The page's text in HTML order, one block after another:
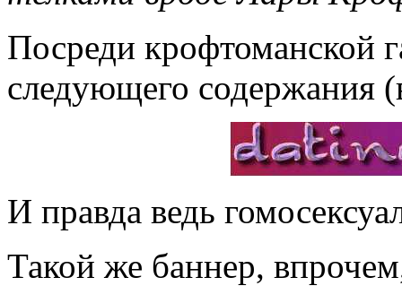
Посреди крофтоманской
следующего содержания
И правда ведь
Такой же баннер,